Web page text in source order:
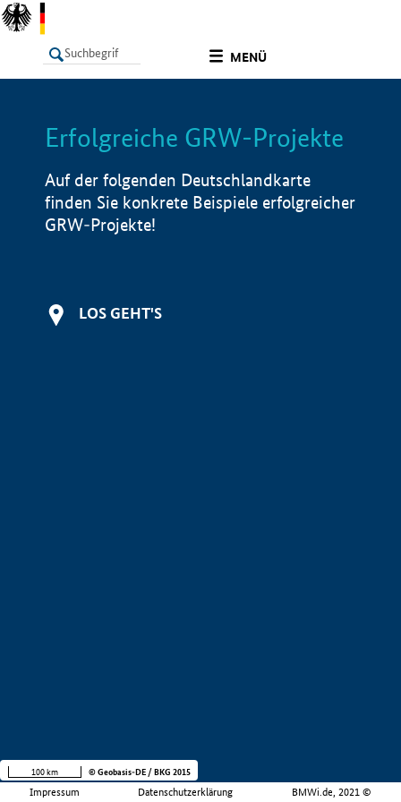
MENÜ
LISTE Info
Erfolgreiche GRW-Projekte
Auf der folgenden Deutschlandkarte
finden Sie konkrete Beispiele erfolgreicher
GRW-Projekte!
LOS GEHT'S
Impressum Datenschutzerklärung BMWi.de, 2021 ©
100 km © Geobasis-DE / BKG 2015